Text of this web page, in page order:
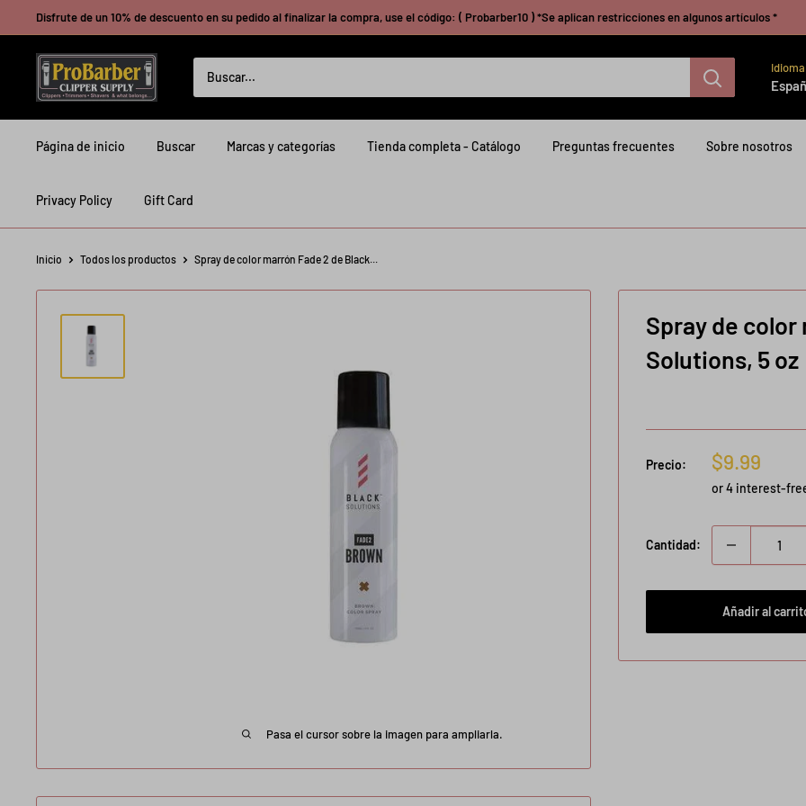
directamente
contenido
Disfrute de un 10% de descuento en su pedido al finalizar la compra, use el código: ( Probarber10 ) *Se aplican restricciones en algunos artículos *
Probarberclippersupply Idioma
Página de inicio Buscar Marcas y categorías Tienda completa - Catálogo Preguntas frecuentes Sobre nosotros
Privacy Policy Gift Card
Inicio Todos los productos Spray de color marrón Fade 2 de Black...
Pasa el cursor sobre la imagen para ampliarla.
Spray de color
Solutions, 5 oz
Precio:
Precio
de
$9.99
Cantidad:
Añadir al